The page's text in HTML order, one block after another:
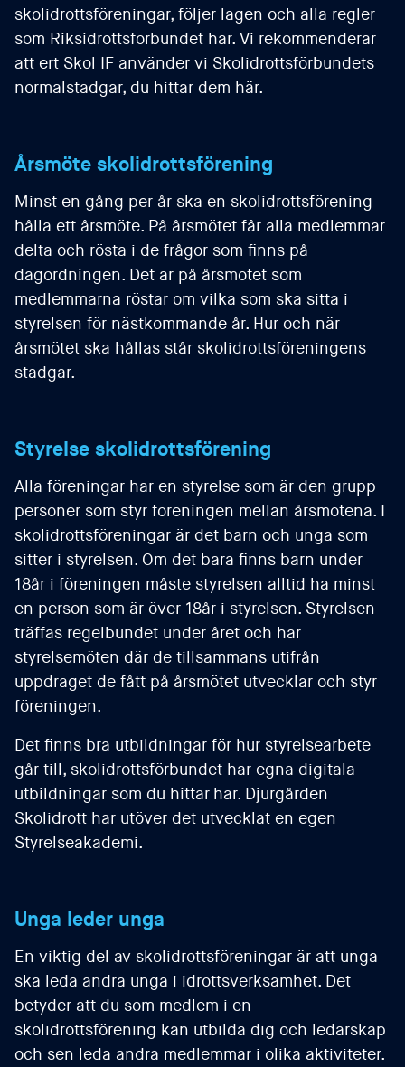
skolidrottsföreningar, följer lagen och alla regler
som Riksidrottsförbundet har. Vi rekommenderar
att ert Skol IF använder vi Skolidrottsförbundets
normalstadgar, du hittar dem här.
Årsmöte skolidrottsförening
Minst en gång per år ska en skolidrottsförening
hålla ett årsmöte. På årsmötet får alla medlemmar
delta och rösta i de frågor som finns på
dagordningen. Det är på årsmötet som
medlemmarna röstar om vilka som ska sitta i
styrelsen för nästkommande år. Hur och när
årsmötet ska hållas står skolidrottsföreningens
stadgar.
Styrelse skolidrottsförening
Alla föreningar har en styrelse som är den grupp
personer som styr föreningen mellan årsmötena. I
skolidrottsföreningar är det barn och unga som
sitter i styrelsen. Om det bara finns barn under
18år i föreningen måste styrelsen alltid ha minst
en person som är över 18år i styrelsen. Styrelsen
träffas regelbundet under året och har
styrelsemöten där de tillsammans utifrån
uppdraget de fått på årsmötet utvecklar och styr
föreningen.
Det finns bra utbildningar för hur styrelsearbete
går till, skolidrottsförbundet har egna digitala
utbildningar som du hittar här. Djurgården
Skolidrott har utöver det utvecklat en egen
Styrelseakademi.
Unga leder unga
En viktig del av skolidrottsföreningar är att unga
ska leda andra unga i idrottsverksamhet. Det
betyder att du som medlem i en
skolidrottsförening kan utbilda dig och ledarskap
och sen leda andra medlemmar i olika aktiviteter.